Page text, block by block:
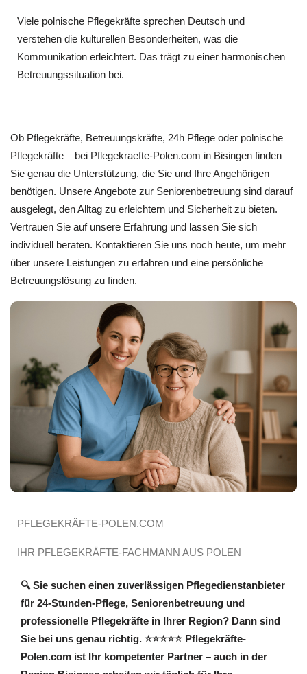
Viele polnische Pflegekräfte sprechen Deutsch und
verstehen die kulturellen Besonderheiten, was die
Kommunikation erleichtert. Das trägt zu einer harmonischen
Betreuungssituation bei.
Ob Pflegekräfte, Betreuungskräfte, 24h Pflege oder polnische
Pflegekräfte – bei Pflegekraefte-Polen.com in Bisingen finden
Sie genau die Unterstützung, die Sie und Ihre Angehörigen
benötigen. Unsere Angebote zur Seniorenbetreuung sind darauf
ausgelegt, den Alltag zu erleichtern und Sicherheit zu bieten.
Vertrauen Sie auf unsere Erfahrung und lassen Sie sich
individuell beraten. Kontaktieren Sie uns noch heute, um mehr
über unsere Leistungen zu erfahren und eine persönliche
Betreuungslösung zu finden.
PFLEGEKRÄFTE-POLEN.COM
IHR PFLEGEKRÄFTE-FACHMANN AUS POLEN
🔍 Sie suchen einen zuverlässigen Pflegedienstanbieter
für 24-Stunden-Pflege, Seniorenbetreuung und
professionelle Pflegekräfte in Ihrer Region? Dann sind
Sie bei uns genau richtig. ⭐⭐⭐⭐⭐ Pflegekräfte-
Polen.com ist Ihr kompetenter Partner – auch in der